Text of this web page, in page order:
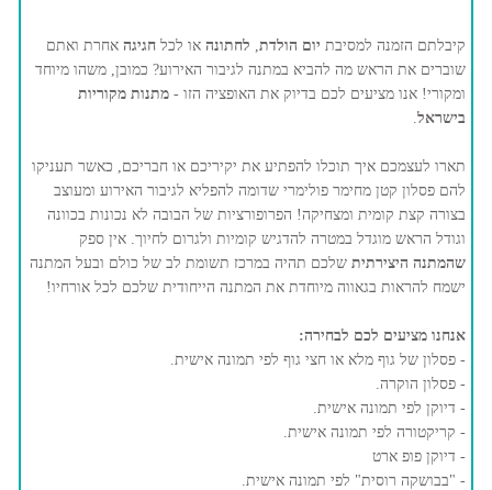
קיבלתם הזמנה למסיבת יום הולדת, לחתונה או לכל חגיגה אחרת ואתם
שוברים את הראש מה להביא במתנה לגיבור האירוע? כמובן, משהו מיוחד
ומקורי! אנו מציעים לכם בדיוק את האופציה הזו - מתנות מקוריות
בישראל.
תארו לעצמכם איך תוכלו להפתיע את יקיריכם או חבריכם, כאשר תעניקו
להם פסלון קטן מחימר פולימרי שדומה להפליא לגיבור האירוע ומעוצב
בצורה קצת קומית ומצחיקה! הפרופורציות של הבובה לא נכונות בכוונה
וגודל הראש מוגדל במטרה להדגיש קומיות ולגרום לחיוך. אין ספק
שהמתנה היצירתית שלכם תהיה במרכז תשומת לב של כולם ובעל המתנה
ישמח להראות בגאווה מיוחדת את המתנה הייחודית שלכם לכל אורחיו!
אנחנו מציעים לכם לבחירה:
- פסלון של גוף מלא או חצי גוף לפי תמונה אישית.
- פסלון הוקרה.
- דיוקן לפי תמונה אישית.
- קריקטורה לפי תמונה אישית.
- דיוקן פופ ארט
- "בבושקה רוסית" לפי תמונה אישית.